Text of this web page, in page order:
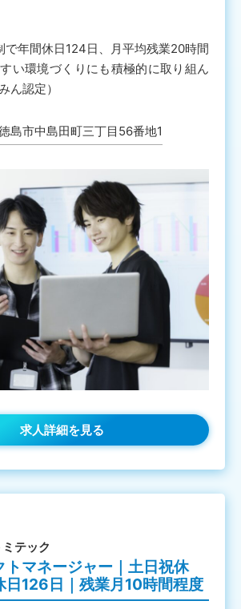
年間休日124日、月平均残業20時間
い環境づくりにも積極的に取り組ん
ん認定）
島市中島田町三丁目56番地1
求人詳細を見る
テック
トマネージャー｜土日祝休
日126日｜残業月10時間程度